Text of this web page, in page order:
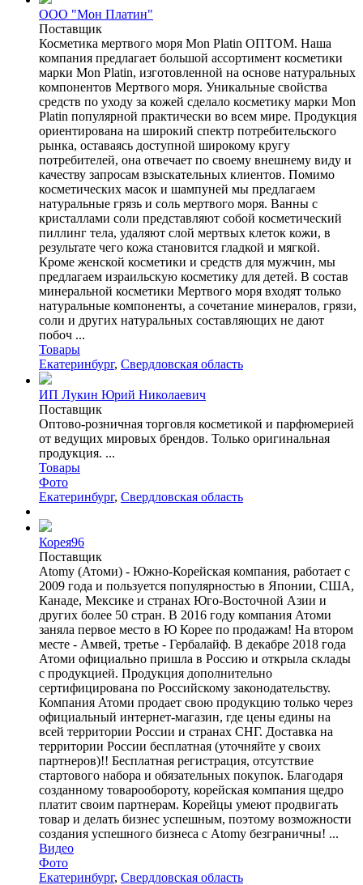
ООО "Мон Платин"
Поставщик
Косметика мертвого моря Mon Platin ОПТОМ. Наша
компания предлагает большой ассортимент косметики
марки Mon Platin, изготовленной на основе натуральных
компонентов Мертвого моря. Уникальные свойства
средств по уходу за кожей сделало косметику марки Mon
Platin популярной практически во всем мире. Продукция
ориентирована на широкий спектр потребительского
рынка, оставаясь доступной широкому кругу
потребителей, она отвечает по своему внешнему виду и
качеству запросам взыскательных клиентов. Помимо
косметических масок и шампуней мы предлагаем
натуральные грязь и соль мертвого моря. Ванны с
кристаллами соли представляют собой косметический
пиллинг тела, удаляют слой мертвых клеток кожи, в
результате чего кожа становится гладкой и мягкой.
Кроме женской косметики и средств для мужчин, мы
предлагаем израильскую косметику для детей. В состав
минеральной косметики Мертвого моря входят только
натуральные компоненты, а сочетание минералов, грязи,
соли и других натуральных составляющих не дают
побоч ...
Товары
Екатеринбург, Свердловская область
ИП Лукин Юрий Николаевич
Поставщик
Оптово-розничная торговля косметикой и парфюмерией
от ведущих мировых брендов. Только оригинальная
продукция. ...
Товары
Фото
Екатеринбург, Свердловская область
Корея96
Поставщик
Atomy (Атоми) - Южно-Корейская компания, работает с
2009 года и пользуется популярностью в Японии, США,
Канаде, Мексике и странах Юго-Восточной Азии и
других более 50 стран. В 2016 году компания Атоми
заняла первое место в Ю Корее по продажам! На втором
месте - Амвей, третье - Гербалайф. В декабре 2018 года
Атоми официально пришла в Россию и открыла склады
с продукцией. Продукция дополнительно
сертифицирована по Российскому законодательству.
Компания Атоми продает свою продукцию только через
официальный интернет-магазин, где цены едины на
всей территории России и странах СНГ. Доставка на
территории России бесплатная (уточняйте у своих
партнеров)!! Бесплатная регистрация, отсутствие
стартового набора и обязательных покупок. Благодаря
созданному товарообороту, корейская компания щедро
платит своим партнерам. Корейцы умеют продвигать
товар и делать бизнес успешным, поэтому возможности
создания успешного бизнеса с Atomy безграничны! ...
Видео
Фото
Екатеринбург, Свердловская область